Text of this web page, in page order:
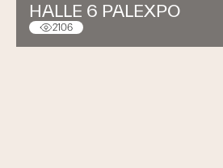
HALLE 6 PALEXPO
2106